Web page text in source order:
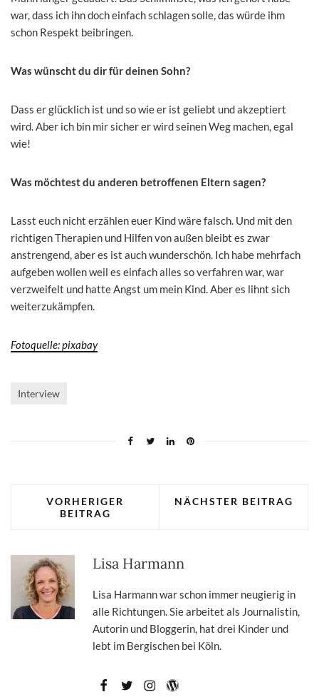
war, dass ich ihn doch einfach schlagen solle, das würde ihm
schon Respekt beibringen.
Was wünscht du dir für deinen Sohn?
Dass er glücklich ist und so wie er ist geliebt und akzeptiert
wird. Aber ich bin mir sicher er wird seinen Weg machen, egal
wie!
Was möchtest du anderen betroffenen Eltern sagen?
Lasst euch nicht erzählen euer Kind wäre falsch. Und mit den
richtigen Therapien und Hilfen von außen bleibt es zwar
anstrengend, aber es ist auch wunderschön. Ich habe mehrfach
aufgeben wollen weil es einfach alles so verfahren war, war
verzweifelt und hatte Angst um mein Kind. Aber es lihnt sich
weiterzukämpfen.
Fotoquelle: pixabay
Interview
VORHERIGER
BEITRAG
NÄCHSTER BEITRAG
Lisa Harmann
Lisa Harmann war schon immer neugierig in
alle Richtungen. Sie arbeitet als Journalistin,
Autorin und Bloggerin, hat drei Kinder und
lebt im Bergischen bei Köln.